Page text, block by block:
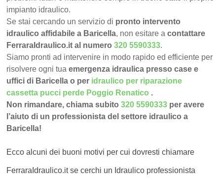
impianto idraulico.
Se stai cercando un servizio di pronto intervento
idraulico affidabile a Baricella, non esitare acontattare
FerraraIdraulico.it al numero320 5590333.
Siamo pronti ad intervenire in modo rapido ed efficiente per
risolvere ogni tuaemergenza idraulica presso case e
uffici di Baricella o per idraulico per riparazione
cassetta pucci perde Poggio Renatico .
Non rimandare, chiama subito320 5590333 per avere
l’aiuto di un professionista del settore idraulico a
Baricella!
Ecco alcuni dei buoni motivi per cui dovresti chiamare
FerraraIdraulico.it se cerchi un Idraulico professionista